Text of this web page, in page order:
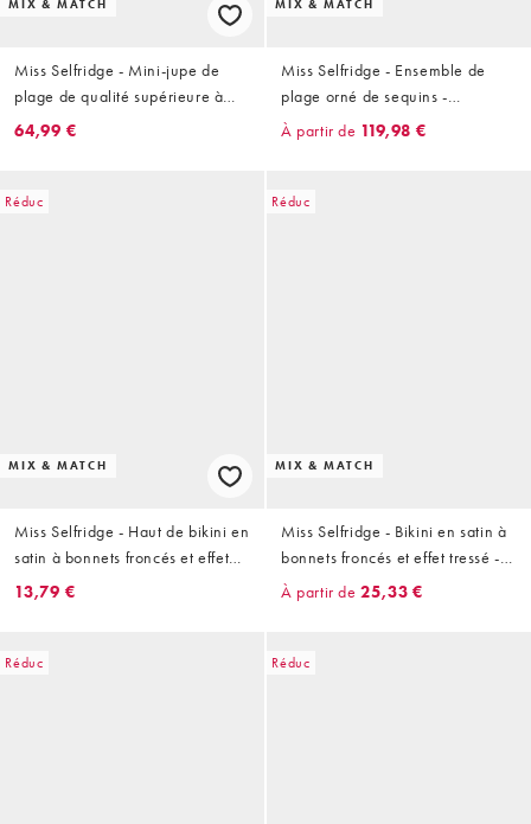
MIX & MATCH
Miss Selfridge - Mini-jupe de
plage de qualité supérieure à
volants et sequins - Beurre
64,99 €
MIX & MATCH
Miss Selfridge - Ensemble de
plage orné de sequins -
Babeurre
À partir de 119,98 €
Réduc
MIX & MATCH
Miss Selfridge - Haut de bikini en
satin à bonnets froncés et effet
tressé - Vieux rose
13,79 €
Réduc
MIX & MATCH
Miss Selfridge - Bikini en satin à
bonnets froncés et effet tressé -
Vieux rose
À partir de 25,33 €
Réduc Réduc